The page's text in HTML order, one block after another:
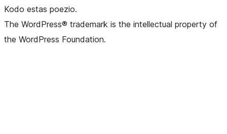
Kodo estas poezio.
The WordPress® trademark is the intellectual property of
the WordPress Foundation.